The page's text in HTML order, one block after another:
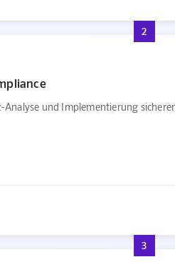
2
und Implementierung
3